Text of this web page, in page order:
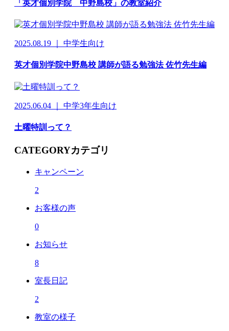
「英才個別学院 中野島校」の教室紹介
2025.08.19 ｜ 中学生向け
英才個別学院中野島校 講師が語る勉強法 佐竹先生編
2025.06.04 ｜ 中学3年生向け
土曜特訓って？
CATEGORYカテゴリ
キャンペーン
2
お客様の声
0
お知らせ
8
室長日記
2
教室の様子